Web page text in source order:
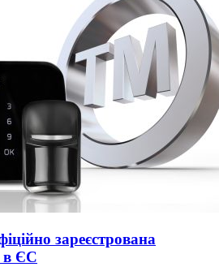
зареєстрована
в ЄС